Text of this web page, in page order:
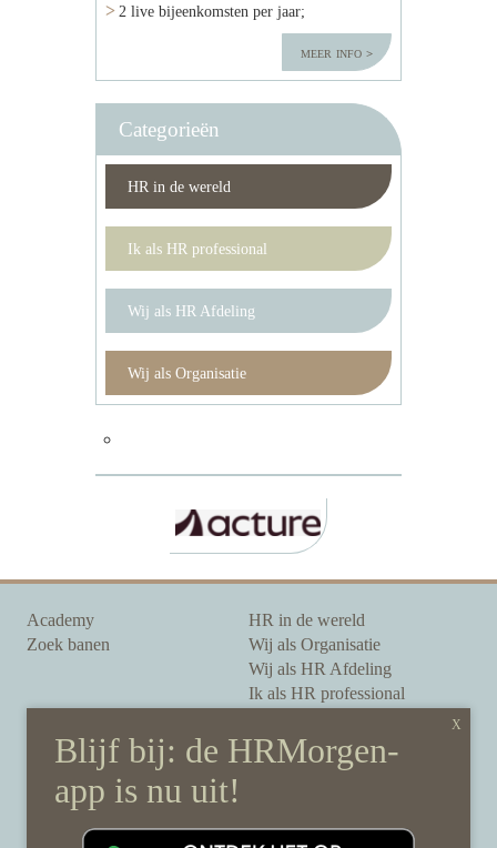
2 live bijeenkomsten per jaar;
meer info
Categorieën
HR in de wereld
Ik als HR professional
Wij als HR Afdeling
Wij als Organisatie
Academy
Zoek banen
HR in de wereld
Wij als Organisatie
Wij als HR Afdeling
Ik als HR professional
Onze auteurs
Onze partners
Sponsoring
Over HRMorgen
Disclaimer & gedragscode